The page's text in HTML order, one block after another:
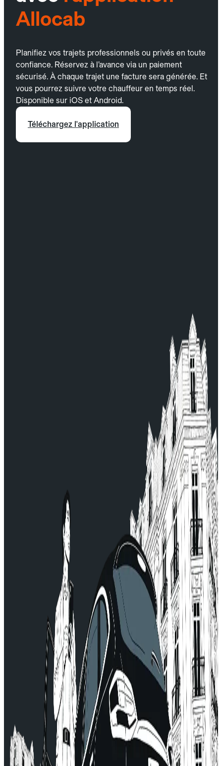
Allocab
Planifiez vos trajets professionnels ou privés en toute
confiance. Réservez à l’avance via un paiement
sécurisé. À chaque trajet une facture sera générée. Et
vous pourrez suivre votre chauffeur en temps réel.
Disponible sur iOS et Android.
Téléchargez l'application